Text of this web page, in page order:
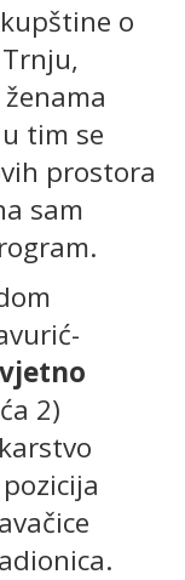
o
tim se
prostora
sam
2)